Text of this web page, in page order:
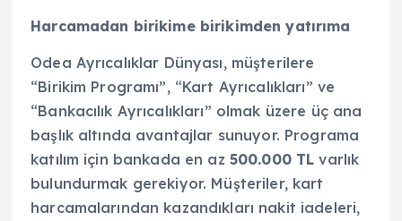
Harcamadan birikime birikimden yatırıma
Odea Ayrıcalıklar Dünyası, müşterilere
“Birikim Programı”, “Kart Ayrıcalıkları” ve
“Bankacılık Ayrıcalıkları” olmak üzere üç ana
başlık altında avantajlar sunuyor. Programa
katılım için bankada en az 500.000 TL varlık
bulundurmak gerekiyor. Müşteriler, kart
harcamalarından kazandıkları nakit iadeleri,